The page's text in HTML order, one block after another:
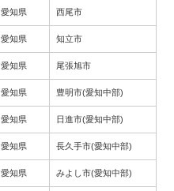
愛知県 西尾市
愛知県 知立市
愛知県 尾張旭市
愛知県 豊明市(愛知中部)
愛知県 日進市(愛知中部)
愛知県 長久手市(愛知中部)
愛知県 みよし市(愛知中部)